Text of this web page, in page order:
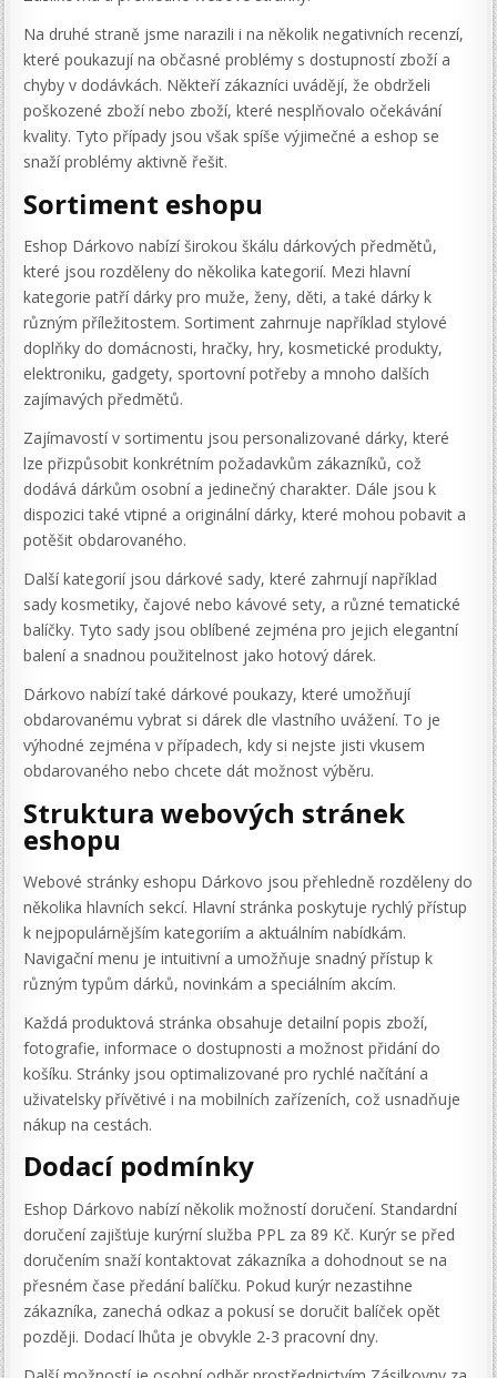
Na druhé straně jsme narazili i na několik negativních recenzí,
které poukazují na občasné problémy s dostupností zboží a
chyby v dodávkách. Někteří zákazníci uvádějí, že obdrželi
poškozené zboží nebo zboží, které nesplňovalo očekávání
kvality. Tyto případy jsou však spíše výjimečné a eshop se
snaží problémy aktivně řešit.
Sortiment eshopu
Eshop Dárkovo nabízí širokou škálu dárkových předmětů,
které jsou rozděleny do několika kategorií. Mezi hlavní
kategorie patří dárky pro muže, ženy, děti, a také dárky k
různým příležitostem. Sortiment zahrnuje například stylové
doplňky do domácnosti, hračky, hry, kosmetické produkty,
elektroniku, gadgety, sportovní potřeby a mnoho dalších
zajímavých předmětů.
Zajímavostí v sortimentu jsou personalizované dárky, které
lze přizpůsobit konkrétním požadavkům zákazníků, což
dodává dárkům osobní a jedinečný charakter. Dále jsou k
dispozici také vtipné a originální dárky, které mohou pobavit a
potěšit obdarovaného.
Další kategorií jsou dárkové sady, které zahrnují například
sady kosmetiky, čajové nebo kávové sety, a různé tematické
balíčky. Tyto sady jsou oblíbené zejména pro jejich elegantní
balení a snadnou použitelnost jako hotový dárek.
Dárkovo nabízí také dárkové poukazy, které umožňují
obdarovanému vybrat si dárek dle vlastního uvážení. To je
výhodné zejména v případech, kdy si nejste jisti vkusem
obdarovaného nebo chcete dát možnost výběru.
Struktura webových stránek
eshopu
Webové stránky eshopu Dárkovo jsou přehledně rozděleny do
několika hlavních sekcí. Hlavní stránka poskytuje rychlý přístup
k nejpopulárnějším kategoriím a aktuálním nabídkám.
Navigační menu je intuitivní a umožňuje snadný přístup k
různým typům dárků, novinkám a speciálním akcím.
Každá produktová stránka obsahuje detailní popis zboží,
fotografie, informace o dostupnosti a možnost přidání do
košíku. Stránky jsou optimalizované pro rychlé načítání a
uživatelsky přívětivé i na mobilních zařízeních, což usnadňuje
nákup na cestách.
Dodací podmínky
Eshop Dárkovo nabízí několik možností doručení. Standardní
doručení zajišťuje kurýrní služba PPL za 89 Kč. Kurýr se před
doručením snaží kontaktovat zákazníka a dohodnout se na
přesném čase předání balíčku. Pokud kurýr nezastihne
zákazníka, zanechá odkaz a pokusí se doručit balíček opět
později. Dodací lhůta je obvykle 2-3 pracovní dny.